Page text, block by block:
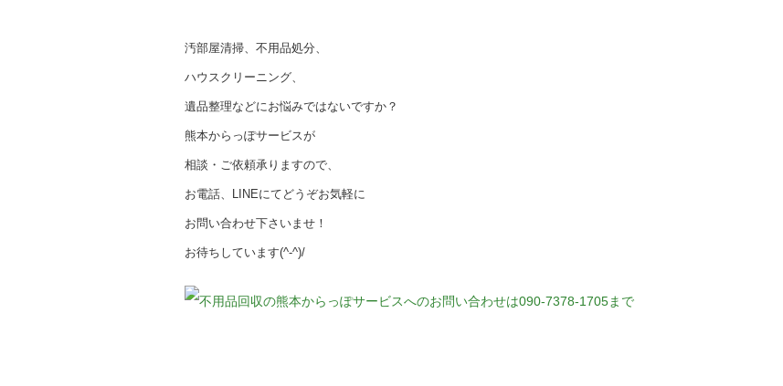
汚部屋清掃、不用品処分、
ハウスクリーニング、
遺品整理などにお悩みではないですか？
熊本からっぽサービスが
相談・ご依頼承りますので、
お電話、LINEにてどうぞお気軽に
お問い合わせ下さいませ！
お待ちしています(^-^)/